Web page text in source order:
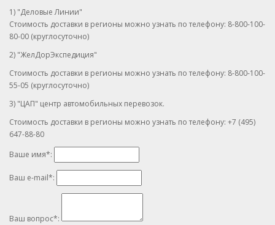
1) "Деловые Линии"
Стоимость доставки в регионы можно узнать по телефону: 8-800-100-
80-00 (круглосуточно)
2) "ЖелДорЭкспедиция"
Стоимость доставки в регионы можно узнать по телефону: 8-800-100-
55-05 (круглосуточно)
3) "ЦАП" центр автомобильных перевозок.
Стоимость доставки в регионы можно узнать по телефону: +7 (495)
647-88-80
Ваше имя*:
Ваш e-mail*:
Ваш вопрос*: